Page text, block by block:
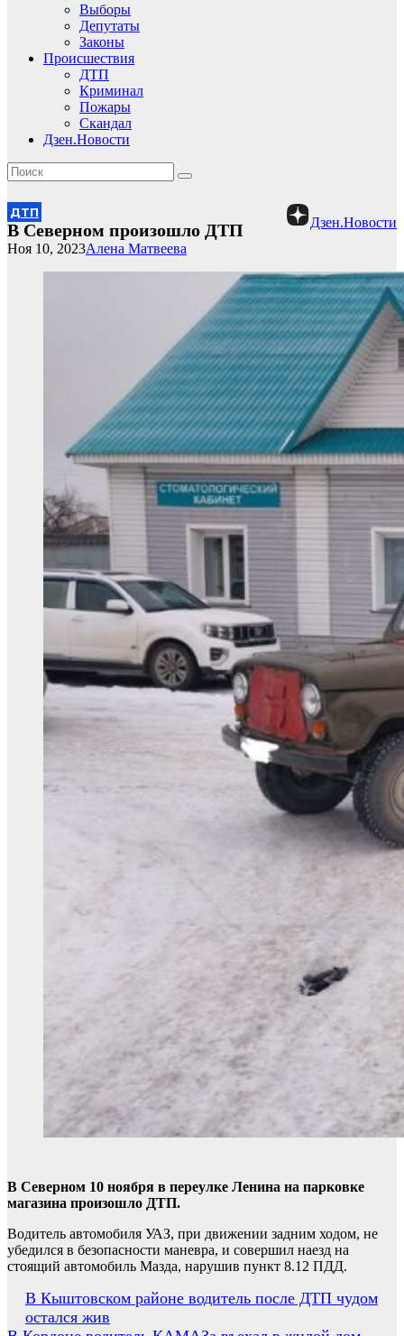
Выборы
Депутаты
Законы
Происшествия
ДТП
Криминал
Пожары
Скандал
Дзен.Новости
Дзен.Новости
ДТП
В Северном произошло ДТП
Алена Матвеева
Ноя 10, 2023
В Северном 10 ноября в переулке Ленина на парковке
магазина произошло ДТП.
Водитель автомобиля УАЗ, при движении задним ходом, не
убедился в безопасности маневра, и совершил наезд на
стоящий автомобиль Мазда, нарушив пункт 8.12 ПДД.
Навигация
по
В Кыштовском районе водитель после ДТП чудом
остался жив